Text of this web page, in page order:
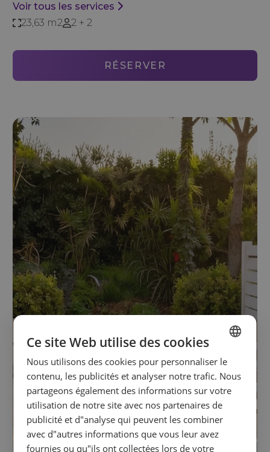
Voir tous les services
23,63 m2
2 + 2
RÉSERVER
SPANISH
FRENCH
GERMAN
Ce site Web utilise des cookies
Nous utilisons des cookies pour personnaliser le
contenu, les publicités et analyser notre trafic. Nous
partageons également des informations sur votre
utilisation de notre site avec nos partenaires de
publicité et d"analyse qui peuvent les combiner
avec d"autres informations que vous leur avez
fournies ou qu"ils ont collectées lors de votre